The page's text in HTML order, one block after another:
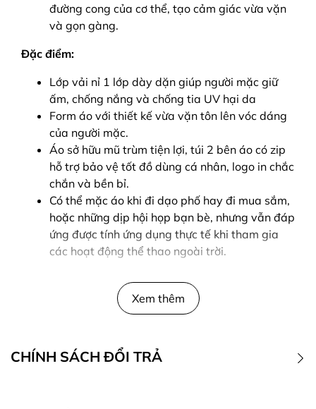
đường cong của cơ thể, tạo cảm giác vừa vặn
và gọn gàng.
Đặc điểm:
Lớp vải nỉ 1 lớp dày dặn giúp người mặc giữ
ấm, chống nắng và chống tia UV hại da
Form áo với thiết kế vừa vặn tôn lên vóc dáng
của người mặc.
Áo sở hữu mũ trùm tiện lợi, túi 2 bên áo có zip
hỗ trợ bảo vệ tốt đồ dùng cá nhân, logo in chắc
chắn và bền bỉ.
Có thể mặc áo khi đi dạo phố hay đi mua sắm,
hoặc những dịp hội họp bạn bè, nhưng vẫn đáp
ứng được tính ứng dụng thực tế khi tham gia
các hoạt động thể thao ngoài trời.
Xem thêm
CHÍNH SÁCH ĐỔI TRẢ